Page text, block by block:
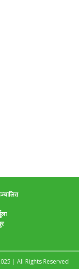
| All Rights Reserved